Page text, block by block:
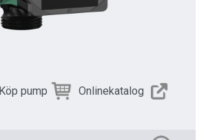
Köp pump Onlinekatalog